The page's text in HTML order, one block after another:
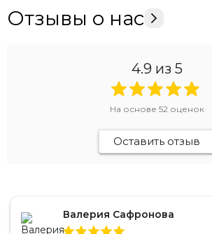
Отзывы о нас
4.9 из 5
На основе 52 оценок
Оставить отзыв
Валерия Сафронова